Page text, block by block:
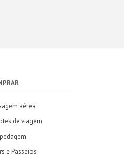
aérea
de viagem
e Passeios